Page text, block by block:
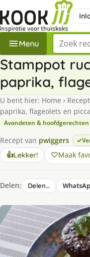
Menu Zoek een
Stamppot
paprika,
U bent hier: Home ›
paprika, flageolets en
Avondeten & hoofdgerechten
Recept van pwiggers
👍Lekker! Maak
Delen: Delen…